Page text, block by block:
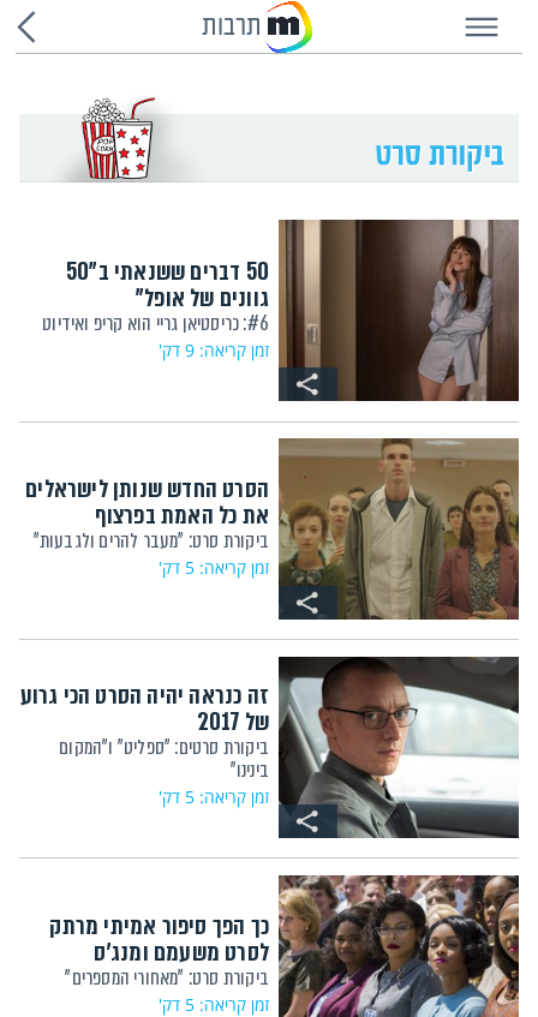
תרבות
50 דברים ששנאתי ב"50
גוונים של אופל"
#6: כריסטיאן גריי הוא קריפ ואידיוט
זמן קריאה: 9 דק'
הסרט החדש שנותן לישראלים
את כל האמת בפרצוף
ביקורת סרט: "מעבר להרים ולגבעות"
זמן קריאה: 5 דק'
זה כנראה יהיה הסרט הכי גרוע
של 2017
ביקורת סרטים: "ספליט" ו"המקום
בינינו"
זמן קריאה: 5 דק'
כך הפך סיפור אמיתי מרתק
לסרט משעמם ומנג'ס
ביקורת סרט: "מאחורי המספרים"
זמן קריאה: 5 דק'